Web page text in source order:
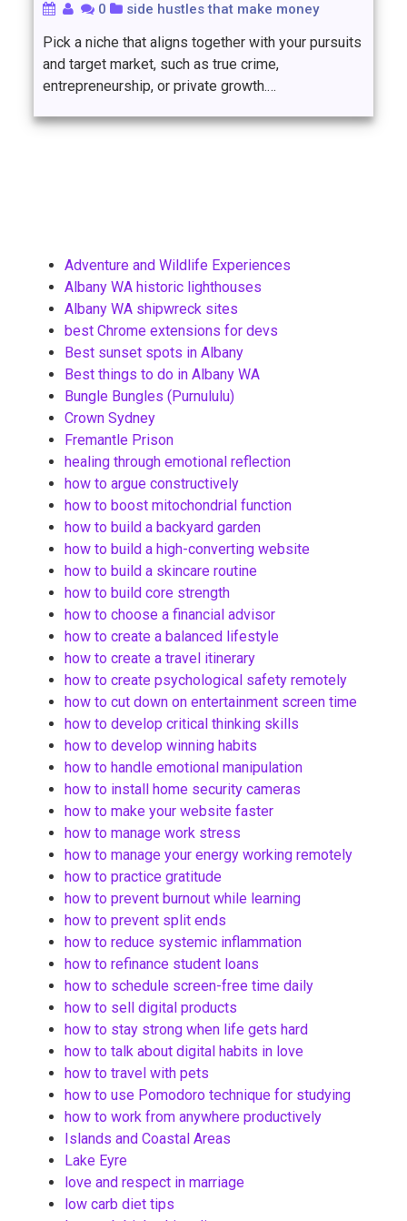
0 side hustles that make money
Pick a niche that aligns together with your pursuits
and target market, such as true crime,
entrepreneurship, or private growth.…
Adventure and Wildlife Experiences
Albany WA historic lighthouses
Albany WA shipwreck sites
best Chrome extensions for devs
Best sunset spots in Albany
Best things to do in Albany WA
Bungle Bungles (Purnululu)
Crown Sydney
Fremantle Prison
healing through emotional reflection
how to argue constructively
how to boost mitochondrial function
how to build a backyard garden
how to build a high-converting website
how to build a skincare routine
how to build core strength
how to choose a financial advisor
how to create a balanced lifestyle
how to create a travel itinerary
how to create psychological safety remotely
how to cut down on entertainment screen time
how to develop critical thinking skills
how to develop winning habits
how to handle emotional manipulation
how to install home security cameras
how to make your website faster
how to manage work stress
how to manage your energy working remotely
how to practice gratitude
how to prevent burnout while learning
how to prevent split ends
how to reduce systemic inflammation
how to refinance student loans
how to schedule screen-free time daily
how to sell digital products
how to stay strong when life gets hard
how to talk about digital habits in love
how to travel with pets
how to use Pomodoro technique for studying
how to work from anywhere productively
Islands and Coastal Areas
Lake Eyre
love and respect in marriage
low carb diet tips